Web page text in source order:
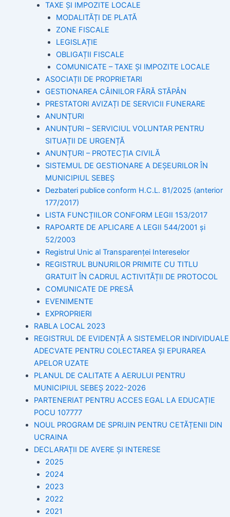
TAXE ȘI IMPOZITE LOCALE
MODALITĂȚI DE PLATĂ
ZONE FISCALE
LEGISLAȚIE
OBLIGAȚII FISCALE
COMUNICATE – TAXE ȘI IMPOZITE LOCALE
ASOCIAȚII DE PROPRIETARI
GESTIONAREA CÂINILOR FĂRĂ STĂPÂN
PRESTATORI AVIZAȚI DE SERVICII FUNERARE
ANUNȚURI
ANUNȚURI – SERVICIUL VOLUNTAR PENTRU
SITUAȚII DE URGENȚĂ
ANUNȚURI – PROTECȚIA CIVILĂ
SISTEMUL DE GESTIONARE A DEȘEURILOR ÎN
MUNICIPIUL SEBEȘ
Dezbateri publice conform H.C.L. 81/2025 (anterior
177/2017)
LISTA FUNCȚIILOR CONFORM LEGII 153/2017
RAPOARTE DE APLICARE A LEGII 544/2001 și
52/2003
Registrul Unic al Transparenței Intereselor
REGISTRUL BUNURILOR PRIMITE CU TITLU
GRATUIT ÎN CADRUL ACTIVITĂȚII DE PROTOCOL
COMUNICATE DE PRESĂ
EVENIMENTE
EXPROPRIERI
RABLA LOCAL 2023
REGISTRUL DE EVIDENȚĂ A SISTEMELOR INDIVIDUALE
ADECVATE PENTRU COLECTAREA ȘI EPURAREA
APELOR UZATE
PLANUL DE CALITATE A AERULUI PENTRU
MUNICIPIUL SEBEȘ 2022-2026
PARTENERIAT PENTRU ACCES EGAL LA EDUCAȚIE
POCU 107777
NOUL PROGRAM DE SPRIJIN PENTRU CETĂȚENII DIN
UCRAINA
DECLARAȚII DE AVERE ȘI INTERESE
2025
2024
2023
2022
2021